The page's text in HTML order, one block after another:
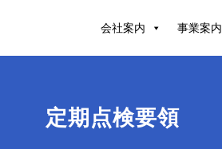
会社案内 事業案内
定期点検要領